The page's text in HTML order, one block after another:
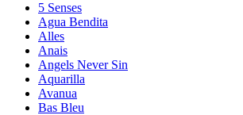
5 Senses
Agua Bendita
Alles
Anais
Angels Never Sin
Aquarilla
Avanua
Bas Bleu